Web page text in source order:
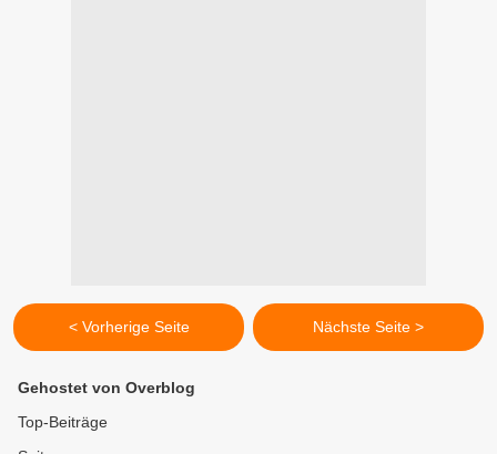
< Vorherige Seite Nächste Seite >
Gehostet von Overblog
Top-Beiträge